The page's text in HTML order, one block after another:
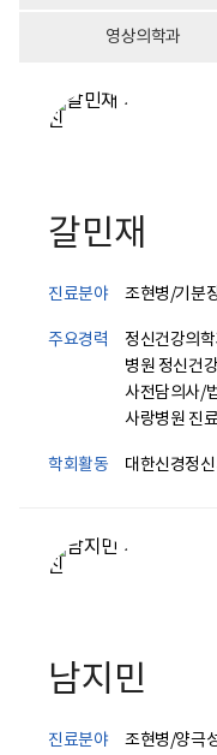
영상의학과
갈민재
진료분야 조현병/기분
주요경력
정신건강의
병원 정신건
사전담의사/
사랑병원 진
학회활동 대한신경정
남지민
진료분야 조현병/양극